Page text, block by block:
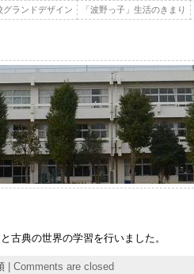
グランドデザイン 「波野っ子」生活のきまり
古典の世界の学習を行いました。
| Comments are closed